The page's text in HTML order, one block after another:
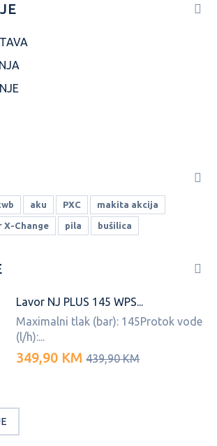
aku PXC makita akcija
X-Change pila bušilica
Lavor NJ PLUS 145 WPS...
Maximalni tlak (bar): 145Protok vode
(l/h):...
349,90 KM439,90 KM